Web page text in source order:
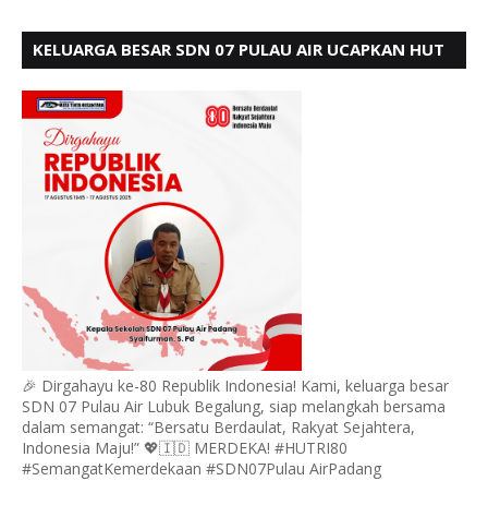
KELUARGA BESAR SDN 07 PULAU AIR UCAPKAN HUT
🎉 Dirgahayu ke-80 Republik Indonesia! Kami, keluarga besar
SDN 07 Pulau Air Lubuk Begalung, siap melangkah bersama
dalam semangat: “Bersatu Berdaulat, Rakyat Sejahtera,
Indonesia Maju!” 💖🇮🇩 MERDEKA! #HUTRI80
#SemangatKemerdekaan #SDN07Pulau AirPadang